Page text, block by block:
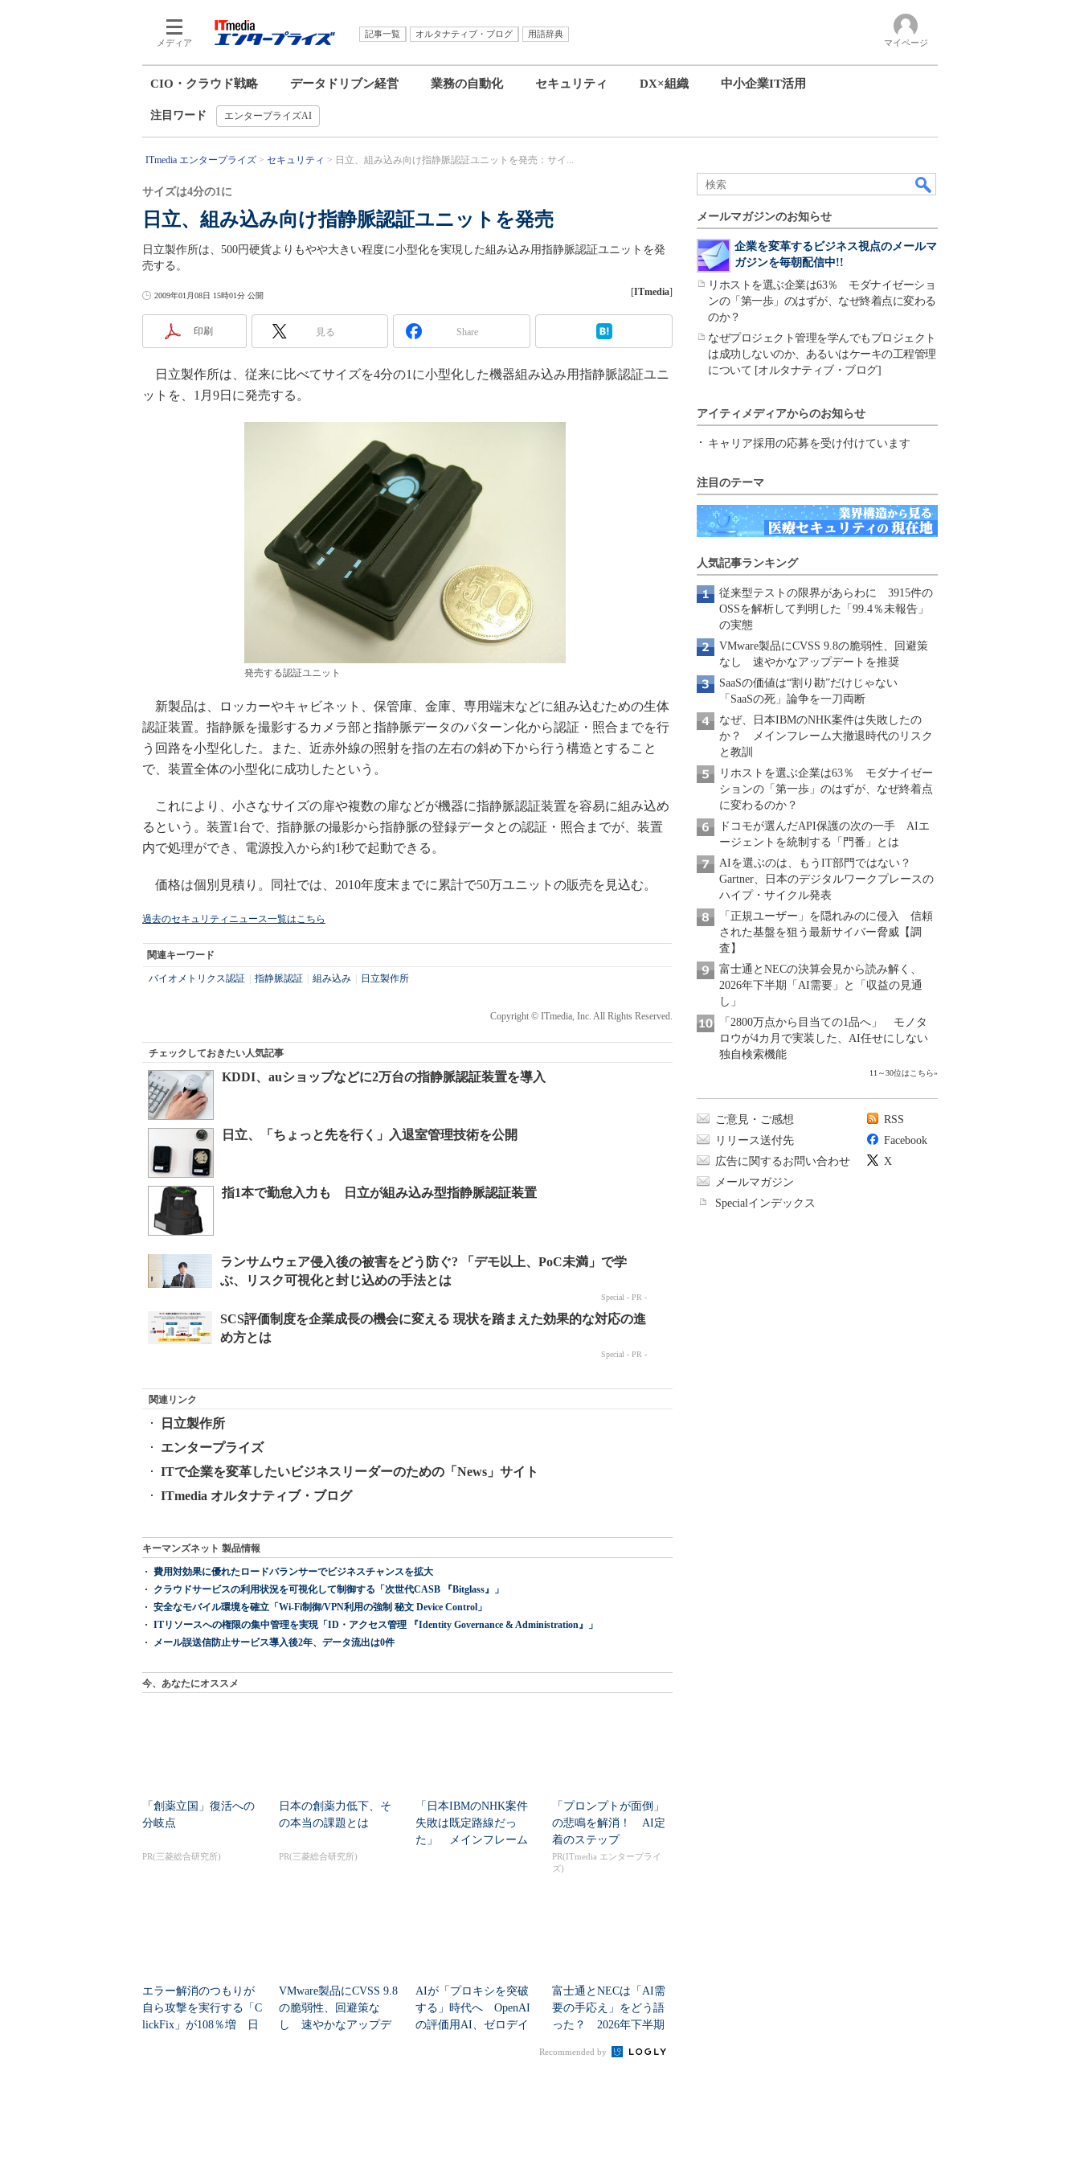
メディア
記事一覧 オルタナティブ・ブログ
用語辞典
マイページ
CIO・クラウド戦略 データドリブン経営 業務の自動化 セキュリティ DX×組織 中小企業IT活用
注目ワード エンタープライズAI
ITmedia エンタープライズ セキュリティ 日立、組み込み向け指静脈認証ユニットを発売：サイ...
日立、組み込み向け指静脈認証ユニットを発売
サイズは4分の1に
日立製作所は、500円硬貨よりもやや大きい程度に小型化を実現した組み込み用指静脈認証ユニットを発
売する。
2009年01月08日 15時01分 公開 [ITmedia]
印刷 見る Share
日立製作所は、従来に比べてサイズを4分の1に小型化した機器組み込み用指静脈認証ユニ
ットを、1月9日に発売する。
発売する認証ユニット
新製品は、ロッカーやキャビネット、保管庫、金庫、専用端末などに組み込むための生体
認証装置。指静脈を撮影するカメラ部と指静脈データのパターン化から認証・照合までを行
う回路を小型化した。また、近赤外線の照射を指の左右の斜め下から行う構造とすること
で、装置全体の小型化に成功したという。
これにより、小さなサイズの扉や複数の扉などが機器に指静脈認証装置を容易に組み込め
るという。装置1台で、指静脈の撮影から指静脈の登録データとの認証・照合までが、装置
内で処理ができ、電源投入から約1秒で起動できる。
価格は個別見積り。同社では、2010年度末までに累計で50万ユニットの販売を見込む。
過去のセキュリティニュース一覧はこちら
関連キーワード
バイオメトリクス認証 指静脈認証 組み込み 日立製作所
Copyright © ITmedia, Inc. All Rights Reserved.
チェックしておきたい人気記事
KDDI、auショップなどに2万台の指静脈認証装置を導入
日立、「ちょっと先を行く」入退室管理技術を公開
指1本で勤怠入力も 日立が組み込み型指静脈認証装置
関連リンク
日立製作所
エンタープライズ
ITで企業を変革したいビジネスリーダーのための「News」サイト
ITmedia オルタナティブ・ブログ
キーマンズネット 製品情報
費用対効果に優れたロードバランサーでビジネスチャンスを拡大
クラウドサービスの利用状況を可視化して制御する「次世代CASB 『Bitglass』」
安全なモバイル環境を確立「Wi-Fi制御/VPN利用の強制 秘文 Device Control」
ITリソースへの権限の集中管理を実現「ID・アクセス管理 『Identity Governance & Administration』」
メール誤送信防止サービス導入後2年、データ流出は0件
今、あなたにオススメ
「創薬立国」復活への
分岐点
PR(三菱総合研究所)
日本の創薬力低下、そ
の本当の課題とは
PR(三菱総合研究所)
「日本IBMのNHK案件
失敗は既定路線だっ
た」 メインフレーム
「プロンプトが面倒」
の悲鳴を解消！ AI定
着のステップ
PR(ITmedia エンタープライ
ズ)
エラー解消のつもりが
自ら攻撃を実行する「C
lickFix」が108％増 日
VMware製品にCVSS 9.8
の脆弱性、回避策な
し 速やかなアップデ
AIが「プロキシを突破
する」時代へ OpenAI
の評価用AI、ゼロデイ
富士通とNECは「AI需
要の手応え」をどう語
った？ 2026年下半期
Recommended by
メールマガジンのお知らせ
企業を変革するビジネス視点のメールマ
ガジンを毎朝配信中!!
リホストを選ぶ企業は63％ モダナイゼーショ
ンの「第一歩」のはずが、なぜ終着点に変わる
のか？
なぜプロジェクト管理を学んでもプロジェクト
は成功しないのか、あるいはケーキの工程管理
について [オルタナティブ・ブログ]
アイティメディアからのお知らせ
キャリア採用の応募を受け付けています
注目のテーマ
人気記事ランキング
従来型テストの限界があらわに 3915件の
OSSを解析して判明した「99.4％未報告」
の実態
VMware製品にCVSS 9.8の脆弱性、回避策
なし 速やかなアップデートを推奨
SaaSの価値は“割り勘”だけじゃない
「SaaSの死」論争を一刀両断
なぜ、日本IBMのNHK案件は失敗したの
か？ メインフレーム大撤退時代のリスク
と教訓
リホストを選ぶ企業は63％ モダナイゼー
ションの「第一歩」のはずが、なぜ終着点
に変わるのか？
ドコモが選んだAPI保護の次の一手 AIエ
ージェントを統制する「門番」とは
AIを選ぶのは、もうIT部門ではない？
Gartner、日本のデジタルワークプレースの
ハイプ・サイクル発表
「正規ユーザー」を隠れみのに侵入 信頼
された基盤を狙う最新サイバー脅威【調
査】
富士通とNECの決算会見から読み解く、
2026年下半期「AI需要」と「収益の見通
し」
「2800万点から目当ての1品へ」 モノタ
ロウが4カ月で実装した、AI任せにしない
独自検索機能
11～30位はこちら»
ご意見・ご感想
リリース送付先
広告に関するお問い合わせ
メールマガジン
Specialインデックス
RSS
Facebook
X